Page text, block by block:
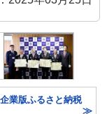
業版ふるさと納税